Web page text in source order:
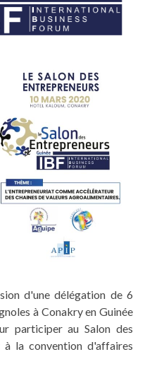
d'une délégation de 6
à Conakry en Guinée
participer au Salon des
la convention d'affaires